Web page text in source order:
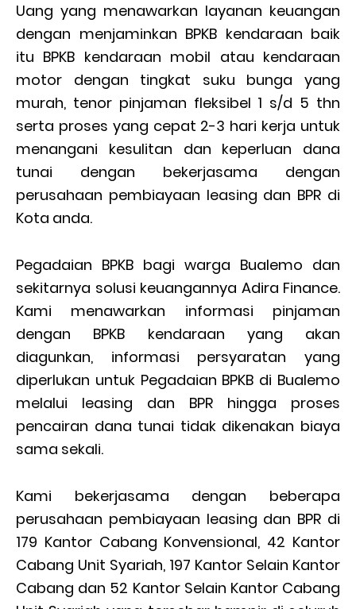
Uang yang menawarkan layanan keuangan
dengan menjaminkan BPKB kendaraan baik
itu BPKB kendaraan mobil atau kendaraan
motor dengan tingkat suku bunga yang
murah, tenor pinjaman fleksibel 1 s/d 5 thn
serta proses yang cepat 2-3 hari kerja untuk
menangani kesulitan dan keperluan dana
tunai dengan bekerjasama dengan
perusahaan pembiayaan leasing dan BPR di
Kota anda.
Pegadaian BPKB bagi warga Bualemo dan
sekitarnya solusi keuangannya Adira Finance.
Kami menawarkan informasi pinjaman
dengan BPKB kendaraan yang akan
diagunkan, informasi persyaratan yang
diperlukan untuk Pegadaian BPKB di Bualemo
melalui leasing dan BPR hingga proses
pencairan dana tunai tidak dikenakan biaya
sama sekali.
Kami bekerjasama dengan beberapa
perusahaan pembiayaan leasing dan BPR di
179 Kantor Cabang Konvensional, 42 Kantor
Cabang Unit Syariah, 197 Kantor Selain Kantor
Cabang dan 52 Kantor Selain Kantor Cabang